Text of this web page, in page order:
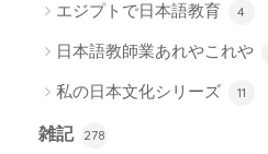
エジプトで日本語教育 4
日本語教師業あれやこれや
私の日本文化シリーズ 11
雑記 278